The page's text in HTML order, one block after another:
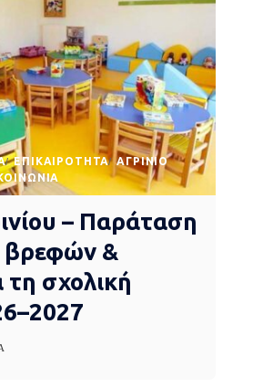
EΠΙΚΑΙΡΌΤΗΤΑ
ΑΓΡΊΝΙΟ
– Παράταση
&
τη σχολική